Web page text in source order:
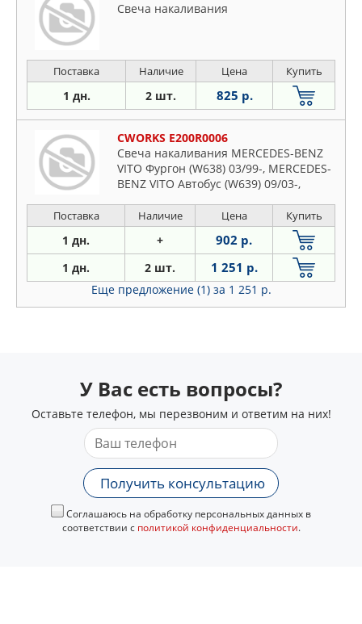
Свеча накаливания
Поставка Наличие Цена Купить
1 дн. 2 шт. 825 р.
CWORKS E200R0006
Свеча накаливания MERCEDES-BENZ
VITO Фургон (W638) 03/99-, MERCEDES-
BENZ VITO Автобус (W639) 09/03-,
Поставка Наличие Цена Купить
1 дн. + 902 р.
1 дн. 2 шт. 1 251 р.
Еще предложение (1) за 1 251 р.
У Вас есть вопросы?
Оставьте телефон, мы перезвоним и ответим на них!
Получить консультацию
Соглашаюсь на обработку персональных данных в
соответствии с политикой конфиденциальности.